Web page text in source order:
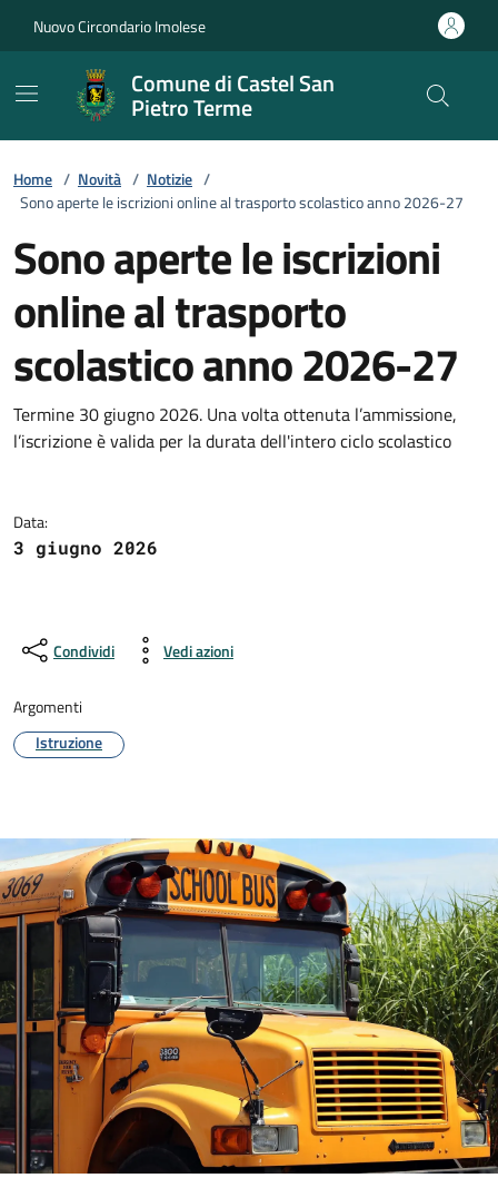
Nuovo Circondario Imolese
Comune di Castel San
Pietro Terme
Home / Novità / Notizie /
Sono aperte le iscrizioni online al trasporto scolastico anno 2026-27
Sono aperte le iscrizioni
online al trasporto
scolastico anno 2026-27
Dettagli della notizia
Termine 30 giugno 2026. Una volta ottenuta l’ammissione,
l’iscrizione è valida per la durata dell'intero ciclo scolastico
Data:
3 giugno 2026
Condividi Vedi azioni
Argomenti
Istruzione